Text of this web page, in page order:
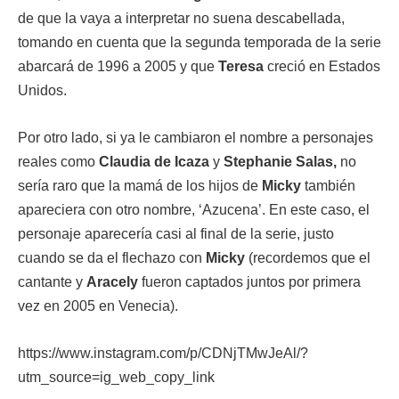
de que la vaya a interpretar no suena descabellada,
tomando en cuenta que la segunda temporada de la serie
abarcará de 1996 a 2005 y que Teresa creció en Estados
Unidos.
Por otro lado, si ya le cambiaron el nombre a personajes
reales como Claudia de Icaza y Stephanie Salas, no
sería raro que la mamá de los hijos de Micky también
apareciera con otro nombre, ‘Azucena’. En este caso, el
personaje aparecería casi al final de la serie, justo
cuando se da el flechazo con Micky (recordemos que el
cantante y Aracely fueron captados juntos por primera
vez en 2005 en Venecia).
https://www.instagram.com/p/CDNjTMwJeAl/?
utm_source=ig_web_copy_link